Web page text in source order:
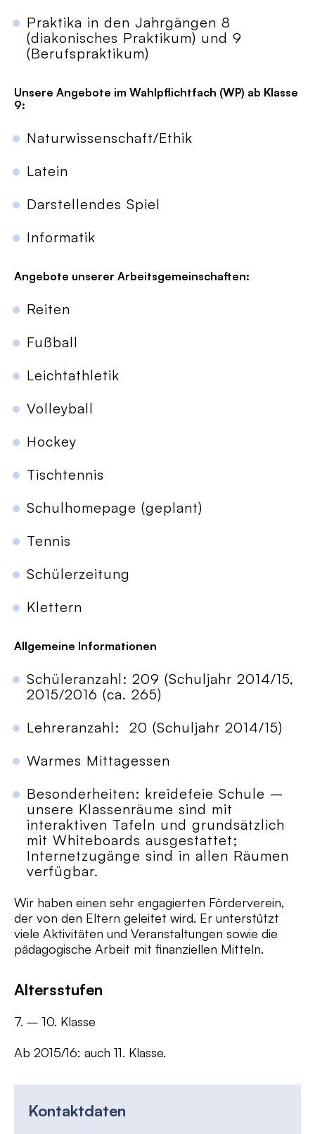
Praktika in den Jahrgängen 8
(diakonisches Praktikum) und 9
(Berufspraktikum)
Unsere Angebote im Wahlpflichtfach (WP) ab Klasse
9:
Naturwissenschaft/Ethik
Latein
Darstellendes Spiel
Informatik
Angebote unserer Arbeitsgemeinschaften:
Reiten
Fußball
Leichtathletik
Volleyball
Hockey
Tischtennis
Schulhomepage (geplant)
Tennis
Schülerzeitung
Klettern
Allgemeine Informationen
Schüleranzahl: 209 (Schuljahr 2014/15,
2015/2016 (ca. 265)
Lehreranzahl: 20 (Schuljahr 2014/15)
Warmes Mittagessen
Besonderheiten: kreidefeie Schule –
unsere Klassenräume sind mit
interaktiven Tafeln und grundsätzlich
mit Whiteboards ausgestattet;
Internetzugänge sind in allen Räumen
verfügbar.
Wir haben einen sehr engagierten Förderverein,
der von den Eltern geleitet wird. Er unterstützt
viele Aktivitäten und Veranstaltungen sowie die
pädagogische Arbeit mit finanziellen Mitteln.
Altersstufen
7. – 10. Klasse
Ab 2015/16: auch 11. Klasse.
Kontaktdaten